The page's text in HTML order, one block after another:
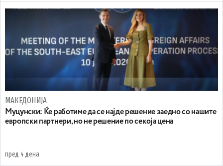
МАКЕДОНИЈА
Муцунски: Ќе работиме да се најде решение заедно со нашите
европски партнери, но не решение по секоја цена
пред 4 дена